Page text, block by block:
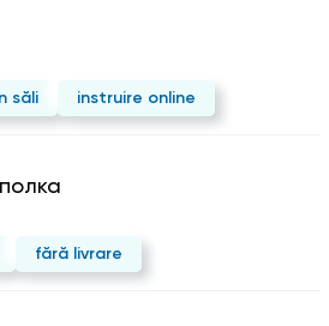
săli instruire online
fără livrare